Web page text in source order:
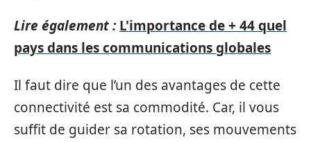
Lire également : L'importance de + 44 quel
pays dans les communications globales
Il faut dire que l’un des avantages de cette
connectivité est sa commodité. Car, il vous
suffit de guider sa rotation, ses mouvements